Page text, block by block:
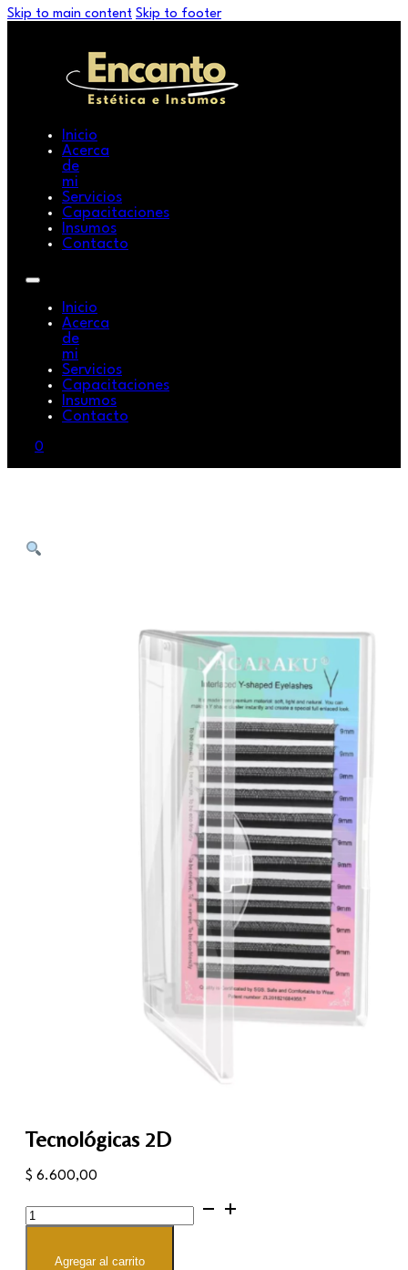
Skip to main content Skip to footer
Inicio
Acerca
de
mi
Servicios
Capacitaciones
Insumos
Contacto
Inicio
Acerca
de
mi
Servicios
Capacitaciones
Insumos
Contacto
0
Tecnológicas 2D
$ 6.600,00
Tecnológicas
2D
cantidad
Agregar al carrito